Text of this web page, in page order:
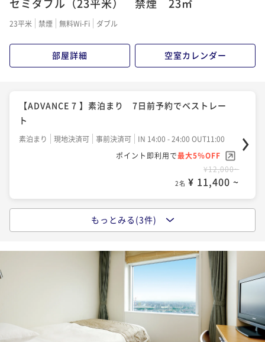
2名 ¥ 15,010 ~
金プラン
朝食付き
ポイント即利用で最大5％OFF
¥17,100~
¥ 16,245 ~
23平米 禁煙 無料Wi-Fi ダブル
部屋詳細 空室カレンダー
【ADVANCE 7 】素泊まり 7日前予約でベストレー
ト
素泊まり 現地決済可 事前決済可
IN 14:00 - 24:00 OUT11:00
ポイント即利用で最大5％OFF
¥12,000~
2名 ¥ 11,400 ~
【SAVER】素泊り ベストアベイラブルレート 変動料金
事前決済可
IN 14:00 - 24:00 OUT11:00
最大5％OFF
¥13,500~
2名 ¥ 12,825 ~
もっとみる(3件)